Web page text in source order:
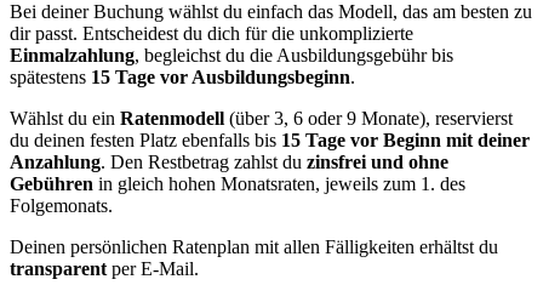
Bei deiner Buchung wählst du einfach das Modell, das am besten zu
dir passt. Entscheidest du dich für die unkomplizierte
Einmalzahlung, begleichst du die Ausbildungsgebühr bis
spätestens 15 Tage vor Ausbildungsbeginn.
Wählst du ein Ratenmodell (über 3, 6 oder 9 Monate), reservierst
du deinen festen Platz ebenfalls bis 15 Tage vor Beginn mit deiner
Anzahlung. Den Restbetrag zahlst du zinsfrei und ohne
Gebühren in gleich hohen Monatsraten, jeweils zum 1. des
Folgemonats.
Deinen persönlichen Ratenplan mit allen Fälligkeiten erhältst du
transparent per E-Mail.